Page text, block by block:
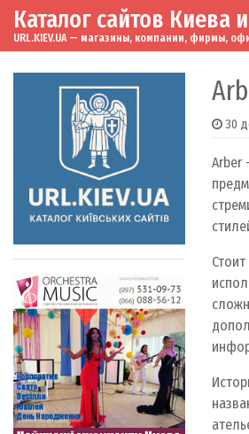
Skip to content
Main Navigation
Каталог сайтов Киева
URL.KIEV.UA — магазины, компании, фирмы,
30
Arber